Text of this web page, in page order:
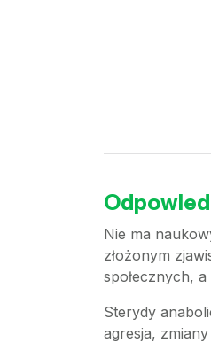
Nie ma
złożonym
społecznych,
Sterydy
agresja,